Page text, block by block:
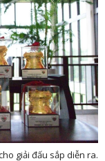
giải đấu sắp diễn ra.